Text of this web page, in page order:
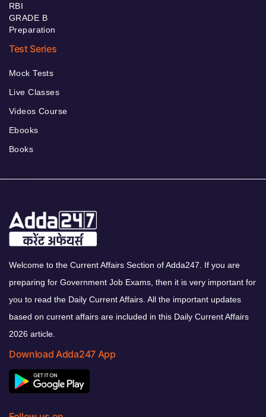
RBI
GRADE B
Preparation
Test Series
Mock Tests
Live Classes
Videos Course
Ebooks
Books
Welcome to the Current Affairs Section of Adda247. If you are
preparing for Government Job Exams, then it is very important for
you to read the Daily Current Affairs. All the important updates
based on current affairs are included in this Daily Current Affairs
2026 article.
Download Adda247 App